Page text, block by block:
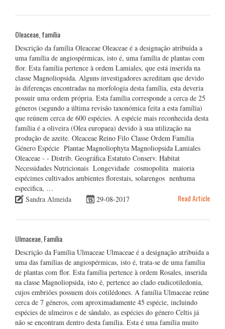
Oleaceae, família
Descrição da família Oleaceae Oleaceae é a designação atribuída a
uma família de angiospérmicas, isto é, uma família de plantas com
flor. Esta família pertence à ordem Lamiales, que está inserida na
classe Magnoliopsida. Alguns investigadores acreditam que devido
às diferenças encontradas na morfologia desta família, esta deveria
possuir uma ordem própria. Esta família corresponde a cerca de 25
géneros (segundo a última revisão taxonómica feita a esta família)
que reúnem cerca de 600 espécies. A espécie mais reconhecida desta
família é a oliveira (Olea europaea) devido à sua utilização na
produção de azeite. Oleaceae Reino Filo Classe Ordem Família
Género Espécie Plantae Magnoliophyta Magnoliopsida Lamiales
Oleaceae - - Distrib. Geográfica Estatuto Conserv. Habitat
Necessidades Nutricionais Longevidade cosmopolita maioria
espécimes cultivados ambientes florestais, solarengos nenhuma
especifica, …
Sandra Almeida
29-08-2017 Read Article
Ulmaceae, Família
Descrição da Família Ulmaceae Ulmaceae é a designação atribuída a
uma das famílias de angiospérmicas, isto é, trata-se de uma família
de plantas com flor. Esta família pertence à ordem Rosales, inserida
na classe Magnoliopsida, isto é, pertence ao clado eudicotiledonia,
cujos embriões possuem dois cotilédones. A família Ulmaceae reúne
cerca de 7 géneros, com aproximadamente 45 espécie, incluindo
espécies de ulmeiros e de sândalo, as espécies do género Celtis já
não se encontram dentro desta família. Esta é uma família muito